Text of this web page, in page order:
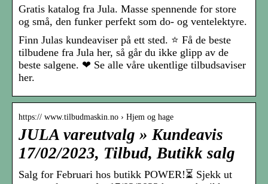
Gratis katalog fra Jula. Masse spennende for store
og små, den funker perfekt som do- og ventelektyre.
Finn Julas kundeaviser på ett sted. ⭐ Få de beste
tilbudene fra Jula her, så går du ikke glipp av de
beste salgene. ❤ Se alle våre ukentlige tilbudsaviser
her.
https:// www.tilbudmaskin.no › Hjem og hage
JULA vareutvalg » Kundeavis
17/02/2023, Tilbud, Butikk salg
Salg for Februari hos butikk POWER!⏳ Sjekk ut